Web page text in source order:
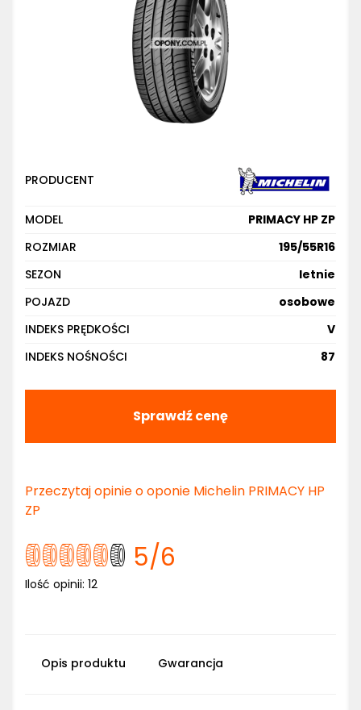
PRODUCENT
MODEL
PRIMACY HP ZP
ROZMIAR
195/55R16
SEZON
letnie
POJAZD
osobowe
INDEKS PRĘDKOŚCI
V
INDEKS NOŚNOŚCI
87
Sprawdź cenę
Przeczytaj opinie o oponie Michelin PRIMACY HP
ZP
5/6
Ilość opinii: 12
Opis produktu Gwarancja